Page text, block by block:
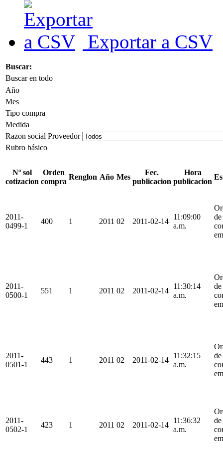
Exportar a CSV
Buscar:
Buscar en todo
Año
Mes
Tipo compra
Medida
Razon social Proveedor
Rubro básico
Nº sol
cotizacion
Orden
compra
Renglon Año Mes
Fec.
publicacion
Hora
publicacion
2011-
0499-1
400 1 2011 02 2011-02-14
11:09:00
a.m.
de
2011-
0500-1
551 1 2011 02 2011-02-14
11:30:14
a.m.
de
2011-
0501-1
443 1 2011 02 2011-02-14
11:32:15
a.m.
de
2011-
0502-1
423 1 2011 02 2011-02-14
11:36:32
a.m.
de